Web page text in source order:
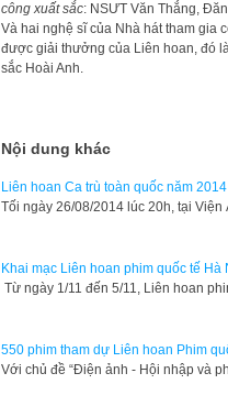
công xuất sắc: NSƯT Văn Thắng,
Và hai nghệ sĩ của Nhà hát tham gia
được giải thưởng của Liên hoan, đó
sắc Hoài Anh.
Nội dung khác
Liên hoan Ca trù toàn quốc năm 2014
​Tối ngày 26/08/2014 lúc 20h, tại
Khai mạc Liên hoan phim quốc tế Hà
Từ ngày 1/11 đến 5/11, Liên hoan
550 phim tham dự Liên hoan Phim
Với chủ đề “Điện ảnh - Hội nhập và